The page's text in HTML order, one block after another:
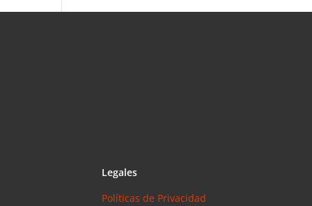
Legales
Políticas de Privacidad